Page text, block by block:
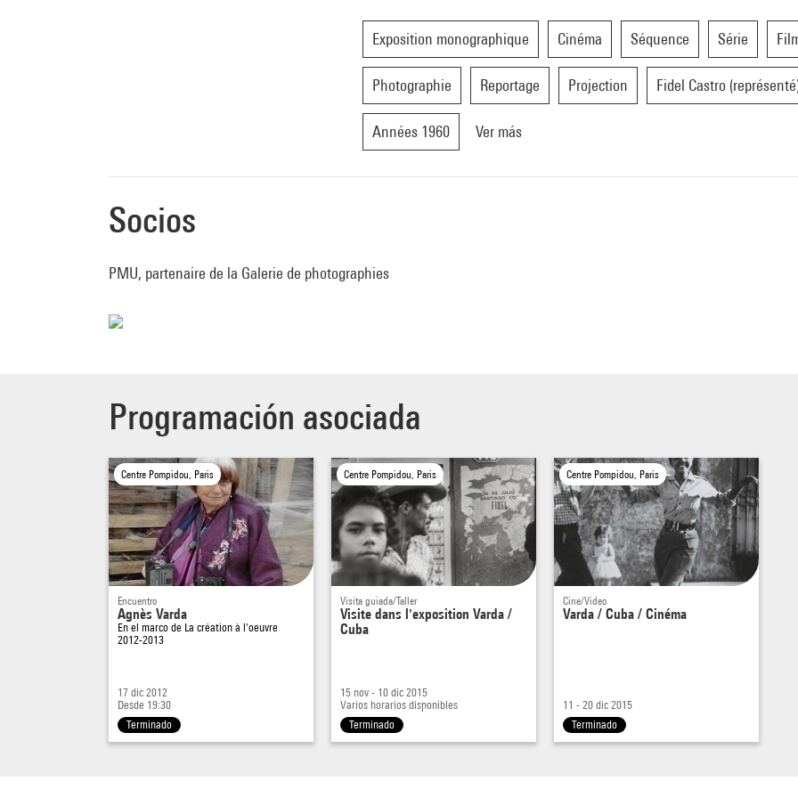
Exposition monographique Cinéma Séquence Série
Photographie Reportage Projection Fidel Castro
Années 1960 Ver más
Socios
PMU, partenaire de la Galerie de photographies
Programación asociada
Centre Pompidou, Paris
Encuentro
Agnès Varda
En el marco de La création à l'oeuvre
2012-2013
17 dic 2012
Desde 19:30
Terminado
Centre Pompidou, Paris
Visita guiada/Taller
Visite dans l'exposition Varda /
Cuba
15 nov - 10 dic 2015
Varios horarios disponibles
Terminado
Centre Pompidou, Paris
Cine/Video
Varda / Cuba / Cinéma
11 - 20 dic 2015
Terminado